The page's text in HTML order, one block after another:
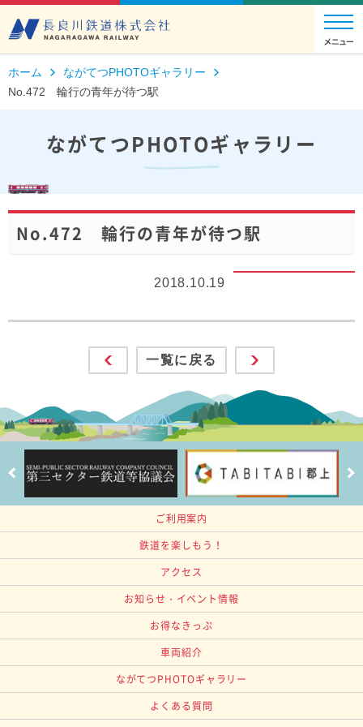
ホーム
ながてつPHOTOギャラリー
No.472 輪行の青年が待つ駅
ながてつPHOTOギャラリー
No.472 輪行の青年が待つ駅
2018.10.19
一覧に戻る
ご利用案内
鉄道を楽しもう！
アクセス
お知らせ・イベント情報
お得なきっぷ
車両紹介
ながてつPHOTOギャラリー
よくある質問